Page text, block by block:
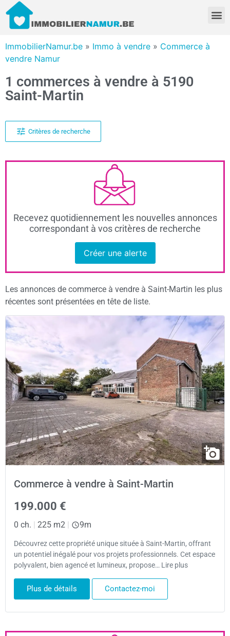
ImmobilierNamur.be » Immo à vendre » Commerce à
vendre Namur
1 commerces à vendre à 5190
Saint-Martin
Critères de recherche
Recevez quotidiennement les nouvelles annonces
correspondant à vos critères de recherche
Créer une alerte
Les annonces de commerce à vendre à Saint-Martin les plus
récentes sont présentées en tête de liste.
Commerce à vendre à Saint-Martin
199.000 €
0 ch. | 225 m2 | 9m
Découvrez cette propriété unique située à Saint-Martin, offrant
un potentiel inégalé pour vos projets professionnels. Cet espace
polyvalent, bien agencé et lumineux, propose… Lire plus
Plus de détails Contactez-moi